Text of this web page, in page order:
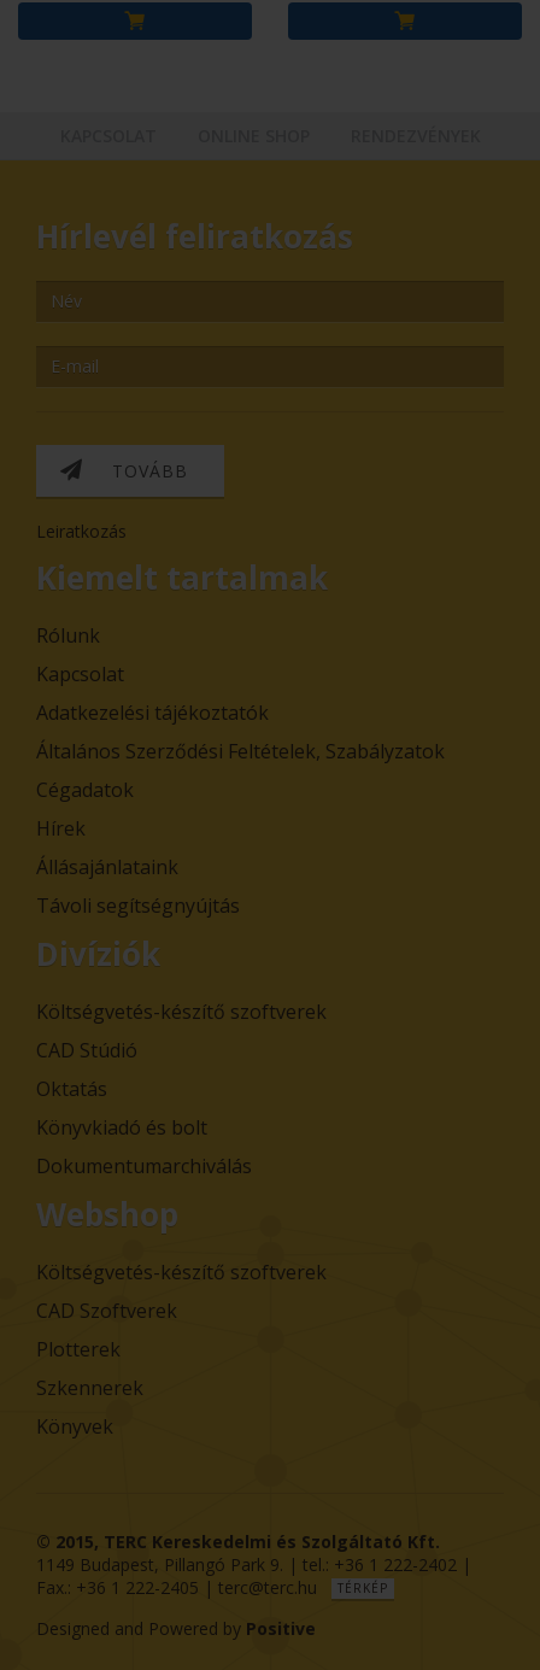
Hírlevél feliratkozás
TOVÁBB
Leiratkozás
Kiemelt tartalmak
Rólunk
Kapcsolat
Adatkezelési tájékoztatók
Általános Szerződési Feltételek, Szabályzatok
Cégadatok
Hírek
Állásajánlataink
Távoli segítségnyújtás
Divíziók
Költségvetés-készítő szoftverek
CAD Stúdió
Oktatás
Könyvkiadó és bolt
Dokumentumarchiválás
Webshop
Költségvetés-készítő szoftverek
CAD Szoftverek
Plotterek
Szkennerek
Könyvek
© 2015, TERC Kereskedelmi és Szolgáltató Kft.
1149 Budapest, Pillangó Park 9. | tel.: +36 1 222-2402 |
Fax.: +36 1 222-2405 | terc@terc.hu TÉRKÉP
Designed and Powered by Positive